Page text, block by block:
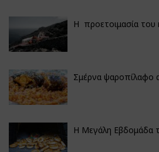
Η προετοιμασία του
Σμέρνα ψαροπίλαφο
Η Μεγάλη Εβδομάδα